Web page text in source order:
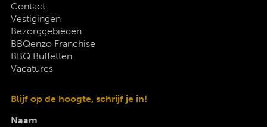
Contact
Vestigingen
Bezorggebieden
BBQenzo Franchise
BBQ Buffetten
Vacatures
Blijf op de hoogte, schrijf je in!
Naam